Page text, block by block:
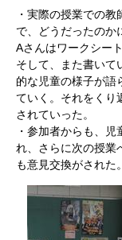
・実際の授業での
で、どうだったのか
Aさんはワークシー
そして、また書いて
的な児童の様子が語
ていく。それをくり
されていった。
・参加者からも、
れ、さらに次の授業
も意見交換がされた。